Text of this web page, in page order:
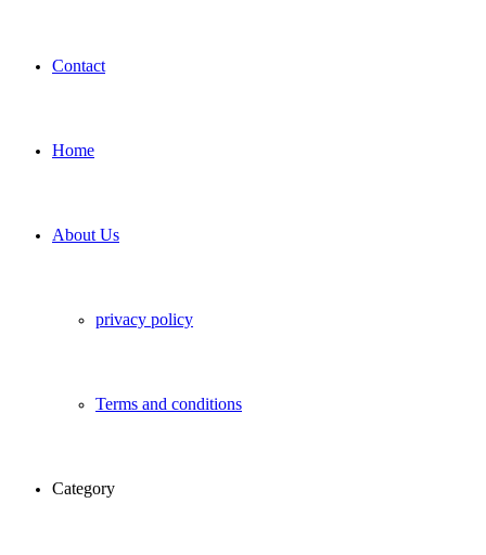
Contact
Home
About Us
privacy policy
Terms and conditions
Category